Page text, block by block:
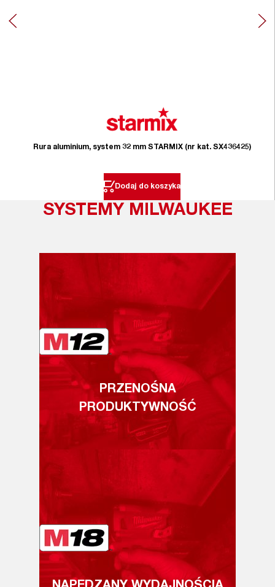
Rura aluminium, system 32 mm STARMIX (nr kat. SX436425)
Dodaj do koszyka
SYSTEMY MILWAUKEE
PRZENOŚNA
PRODUKTYWNOŚĆ